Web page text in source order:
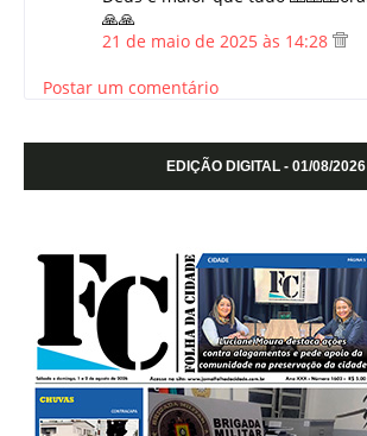
🙏🙏
21 de maio de 2025 às 14:28
Postar um comentário
EDIÇÃO DIGITAL - 01/08/2026